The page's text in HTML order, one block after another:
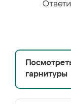
гарнитуры